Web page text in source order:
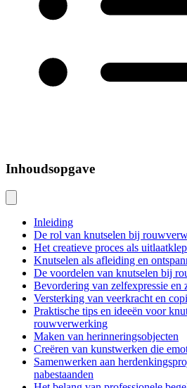
Inhoudsopgave
Inleiding
De rol van knutselen bij
Het creatieve proces als
Knutselen als afleiding en
De voordelen van knutselen bij
Bevordering van zelfexpressie en
Versterking van veerkracht en
Praktische tips en ideeën voor
rouwverwerking
Maken van herinneringsobjecten
Creëren van kunstwerken die
Samenwerken aan
nabestaanden